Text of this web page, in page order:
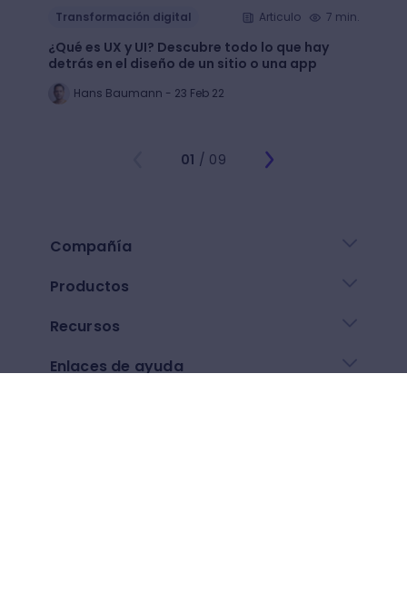
Transformación digital Articulo 7 min.
¿Qué es UX y UI? Descubre todo lo que hay
detrás en el diseño de un sitio o una app
Hans Baumann - 23 Feb 22
01 / 09
Compañía
Productos
Recursos
Enlaces de ayuda